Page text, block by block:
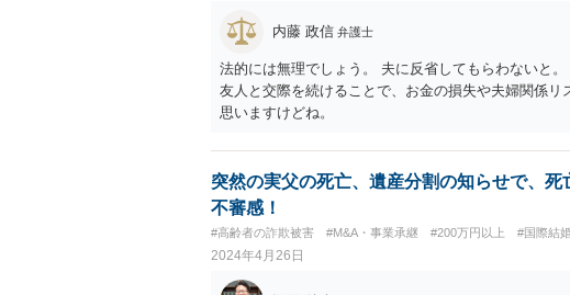
内藤 政信 弁護士
法的には無理でしょう。 夫に反省してもらわないと
友人と交際を続けることで、お金の損失や夫婦関係
思いますけどね。
突然の実父の死亡、遺産分割の知らせで、
不審感！
#高齢者の詐欺被害 #M&A・事業承継 #200万円以上 #国際結
2024年4月26日